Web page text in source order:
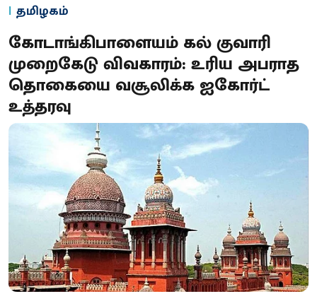
தமிழகம்
கோடாங்கிபாளையம் கல் குவாரி
முறைகேடு விவகாரம்: உரிய அபராத
தொகையை வசூலிக்க ஐகோர்ட்
உத்தரவு